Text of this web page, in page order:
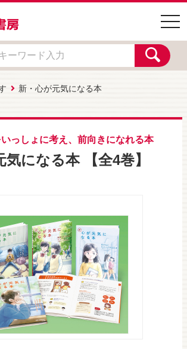
新・心が元気になる本
っしょに考え、前向きになれる本
気になる本 【全4巻】